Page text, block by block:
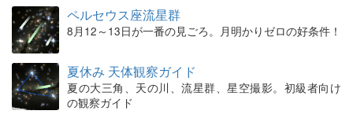
ペルセウス座流星群
8月12～13日が一番の見ごろ。月明かりゼロの好条件！
夏休み 天体観察ガイド
夏の大三角、天の川、流星群、星空撮影。初級者向け
の観察ガイド